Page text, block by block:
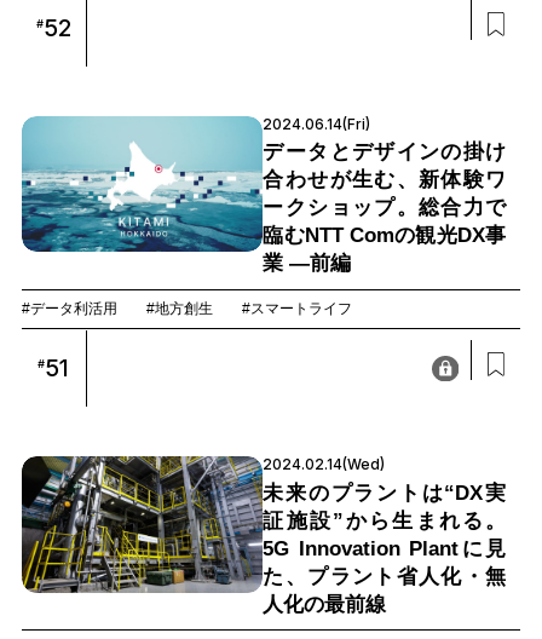
#52
2024.06.14(Fri)
データとデザインの掛け
合わせが生む、新体験ワ
ークショップ。総合力で
臨むNTT Comの観光DX事
業 —前編
#データ利活用 #地方創生 #スマートライフ
#51
2024.02.14(Wed)
未来のプラントは“DX実
証施設”から生まれる。
5G Innovation Plantに見
た、プラント省人化・無
人化の最前線